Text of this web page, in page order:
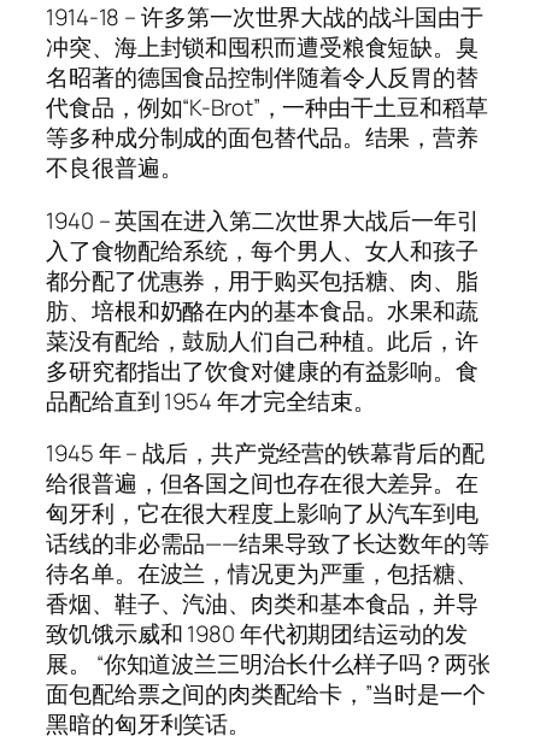
1914-18 – 许多第一次世界大战的战斗国由于
冲突、海上封锁和囤积而遭受粮食短缺。臭
名昭著的德国食品控制伴随着令人反胃的替
代食品，例如“K-Brot”，一种由干土豆和稻草
等多种成分制成的面包替代品。结果，营养
不良很普遍。
1940 – 英国在进入第二次世界大战后一年引
入了食物配给系统，每个男人、女人和孩子
都分配了优惠券，用于购买包括糖、肉、脂
肪、培根和奶酪在内的基本食品。水果和蔬
菜没有配给，鼓励人们自己种植。此后，许
多研究都指出了饮食对健康的有益影响。食
品配给直到 1954 年才完全结束。
1945 年 – 战后，共产党经营的铁幕背后的配
给很普遍，但各国之间也存在很大差异。在
匈牙利，它在很大程度上影响了从汽车到电
话线的非必需品——结果导致了长达数年的等
待名单。在波兰，情况更为严重，包括糖、
香烟、鞋子、汽油、肉类和基本食品，并导
致饥饿示威和 1980 年代初期团结运动的发
展。 “你知道波兰三明治长什么样子吗？两张
面包配给票之间的肉类配给卡，”当时是一个
黑暗的匈牙利笑话。